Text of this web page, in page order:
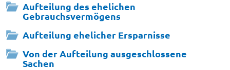
Aufteilung des ehelichen
Gebrauchsvermögens
Aufteilung ehelicher Ersparnisse
Von der Aufteilung ausgeschlossene
Sachen